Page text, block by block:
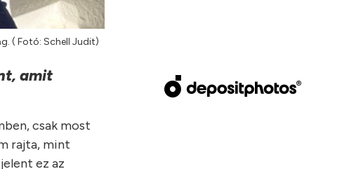
( Fotó: Schell Judit)
amit
csak most
rajta, mint
ez az